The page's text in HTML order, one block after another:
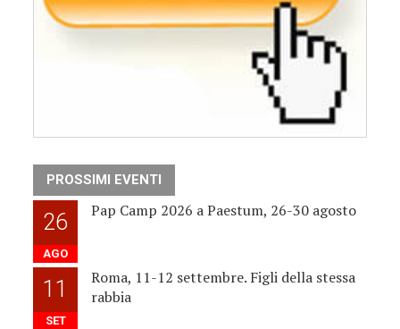
PROSSIMI EVENTI
26
AGO
Pap Camp 2026 a Paestum, 26-30 agosto
11
SET
Roma, 11-12 settembre. Figli della stessa
rabbia